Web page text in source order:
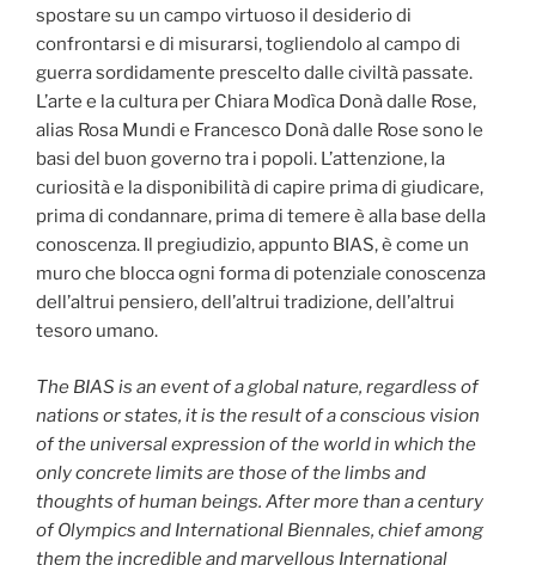
spostare su un campo virtuoso il desiderio di
confrontarsi e di misurarsi, togliendolo al campo di
guerra sordidamente prescelto dalle civiltà passate.
L’arte e la cultura per Chiara Modìca Donà dalle Rose,
alias Rosa Mundi e Francesco Donà dalle Rose sono le
basi del buon governo tra i popoli. L’attenzione, la
curiosità e la disponibilità di capire prima di giudicare,
prima di condannare, prima di temere è alla base della
conoscenza. Il pregiudizio, appunto BIAS, è come un
muro che blocca ogni forma di potenziale conoscenza
dell’altrui pensiero, dell’altrui tradizione, dell’altrui
tesoro umano.
The BIAS is an event of a global nature, regardless of
nations or states, it is the result of a conscious vision
of the universal expression of the world in which the
only concrete limits are those of the limbs and
thoughts of human beings. After more than a century
of Olympics and International Biennales, chief among
them the incredible and marvellous International